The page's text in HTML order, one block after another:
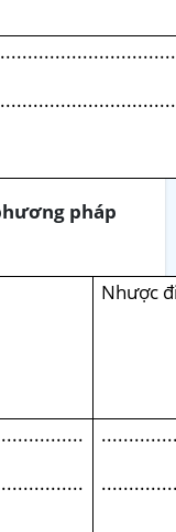
pháp
Nhược